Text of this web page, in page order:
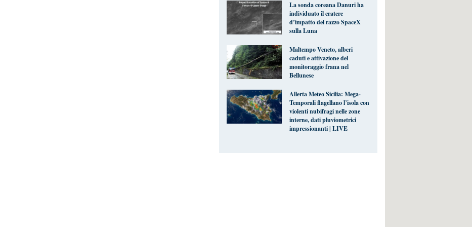
La sonda coreana Danuri ha
individuato il cratere
d’impatto del razzo SpaceX
sulla Luna
Maltempo Veneto, alberi
caduti e attivazione del
monitoraggio frana nel
Bellunese
Allerta Meteo Sicilia: Mega-
Temporali flagellano l’isola con
violenti nubifragi nelle zone
interne, dati pluviometrici
impressionanti | LIVE